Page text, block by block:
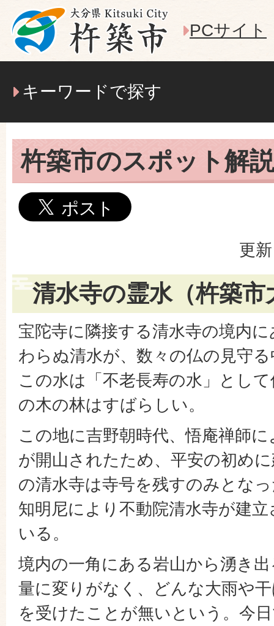
PCサイト
キーワードで探す
杵築市のスポット解
更
清水寺の霊水（杵築市
宝陀寺に隣接する清水寺の境内
わらぬ清水が、数々の仏の見守
この水は「不老長寿の水」とし
の木の林はすばらしい。
この地に吉野朝時代、悟庵禅師
が開山されたため、平安の初め
の清水寺は寺号を残すのみとな
知明尼により不動院清水寺が建
いる。
境内の一角にある岩山から湧き
量に変りがなく、どんな大雨や
を受けたことが無いという。今